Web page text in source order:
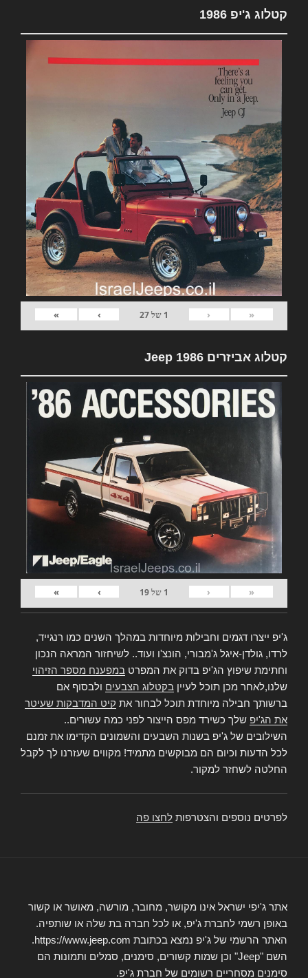
קטלוג ג'יפ 1986
«
‹
1 של27
›
»
קטלוג אביזרים Jeep 1986
«
‹
1 של19
›
»
ג'יפ ייצרו דגמים וחבילות מיוחדות במהלך השנים כמו רנגייד,
לרדו, גולדן-איגל ג'מבורי, הונצ'ו ועוד.. לשיחזור המראה הנכון
וחתימת שיפוץ הג'יפ בדוק את המפרט במפענח מספר הזיהוי
שלנו,לאחר מכן תוכל לעיין בקטלוג הצבעים ולבסוף אם
ברשותך חבילה מיוחדת תוכל לבחור את קיט המדבקות שעיטר
את הג'יפ שלך כשירד מפס הייצור לפני כמה עשורים..
השילובים של ג'יפ בשנות השבעים והשמונים הקדימו את זמנם
לכל הדעות וכיום הם מבוקשים מתמיד! מקווים שעזרנו לך לקבל
החלטה לשחזר למקור.
לפרטים נוספים והצטרפות לחצו פה
אתר ג'יפי ישראל אינו מקושר, מחובר, מורשה, מאושר או קשור
באופן רשמי לחברת ג'יפ, או לכל חברה בת שלה או שותפיה.
האתר הרשמי של ג'יפ נמצא בכתובת https://www.jeep.com.
השם "Jeep" וכן שמות קשורים, סימנים, סמלים ותמונות הם
סימנים מסחריים רשומים של חברת ג'יפ.